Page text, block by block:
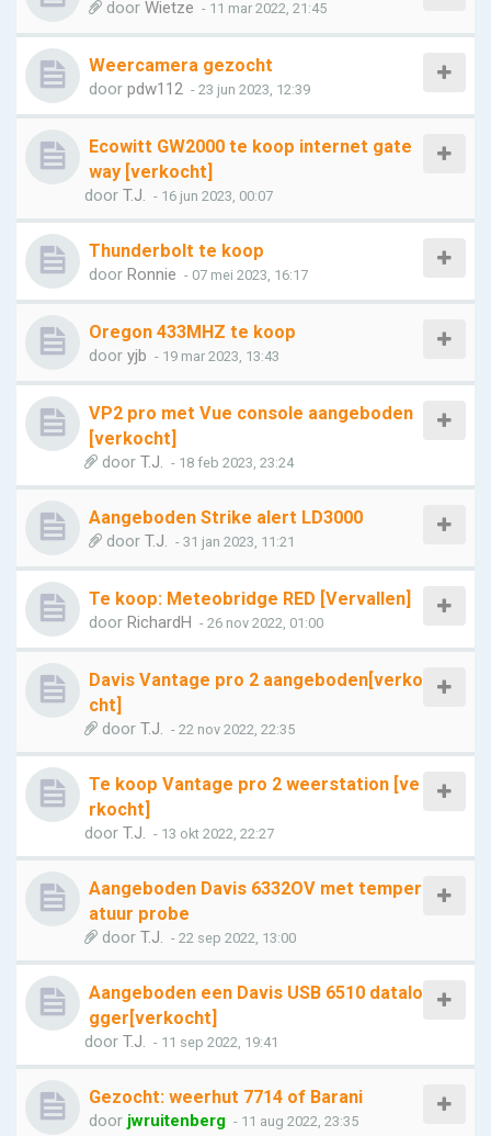
door Wietze - 11 mar 2022, 21:45
Weercamera gezocht
door pdw112 - 23 jun 2023, 12:39
Ecowitt GW2000 te koop internet gate
way [verkocht]
door T.J. - 16 jun 2023, 00:07
Thunderbolt te koop
door Ronnie - 07 mei 2023, 16:17
Oregon 433MHZ te koop
door yjb - 19 mar 2023, 13:43
VP2 pro met Vue console aangeboden
[verkocht]
door T.J. - 18 feb 2023, 23:24
Aangeboden Strike alert LD3000
door T.J. - 31 jan 2023, 11:21
Te koop: Meteobridge RED [Vervallen]
door RichardH - 26 nov 2022, 01:00
Davis Vantage pro 2 aangeboden[verko
cht]
door T.J. - 22 nov 2022, 22:35
Te koop Vantage pro 2 weerstation [ve
rkocht]
door T.J. - 13 okt 2022, 22:27
Aangeboden Davis 6332OV met temper
atuur probe
door T.J. - 22 sep 2022, 13:00
Aangeboden een Davis USB 6510 datalo
gger[verkocht]
door T.J. - 11 sep 2022, 19:41
Gezocht: weerhut 7714 of Barani
door jwruitenberg - 11 aug 2022, 23:35